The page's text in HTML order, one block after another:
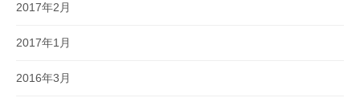
2017年2月
2017年1月
2016年3月